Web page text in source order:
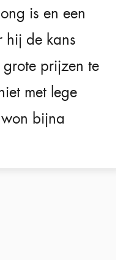
is en een
hij de kans
prijzen te
met lege
bijna